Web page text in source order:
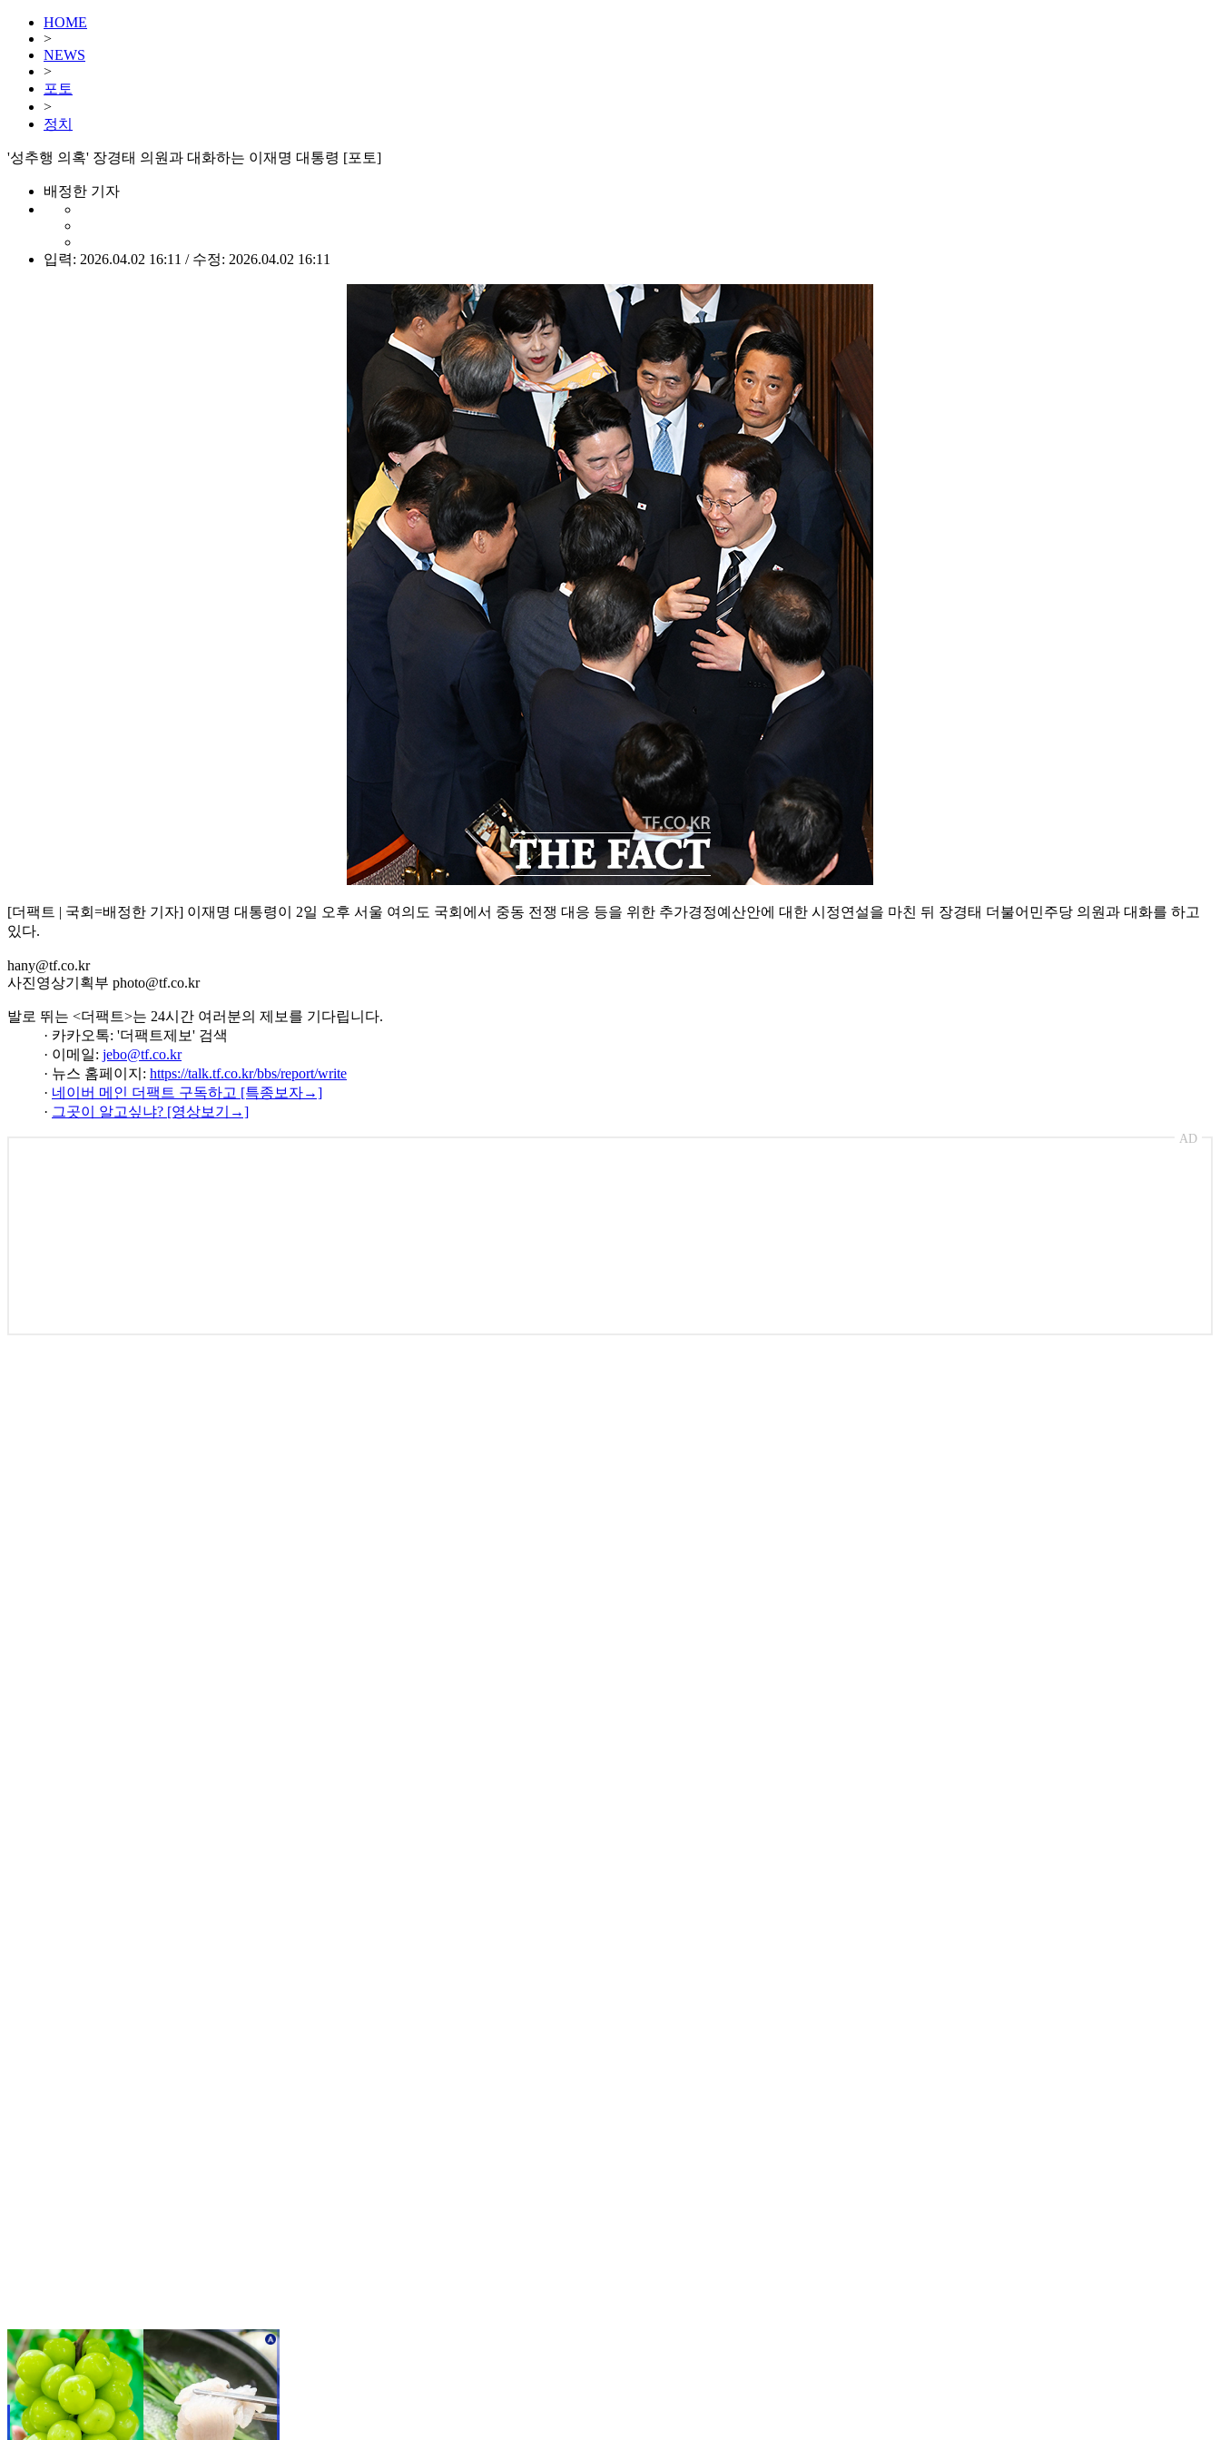
HOME
>
NEWS
>
포토
>
정치
'성추행 의혹' 장경태 의원과 대화하는 이재명 대통령 [포토]
배정한 기자
입력: 2026.04.02 16:11 / 수정: 2026.04.02 16:11
[더팩트 | 국회=배정한 기자] 이재명 대통령이 2일 오후 서울 여의도 국회에서 중동 전쟁 대응 등을 위한 추가경정예산안에 대한 시정연설을 마친 뒤 장경태 더불어민주당 의원과 대화를 하고
있다.
hany@tf.co.kr
사진영상기획부 photo@tf.co.kr
발로 뛰는 <더팩트>는 24시간 여러분의 제보를 기다립니다.
· 카카오톡: '더팩트제보' 검색
· 이메일: jebo@tf.co.kr
· 뉴스 홈페이지: https://talk.tf.co.kr/bbs/report/write
· 네이버 메인 더팩트 구독하고 [특종보자→]
· 그곳이 알고싶냐? [영상보기→]
AD